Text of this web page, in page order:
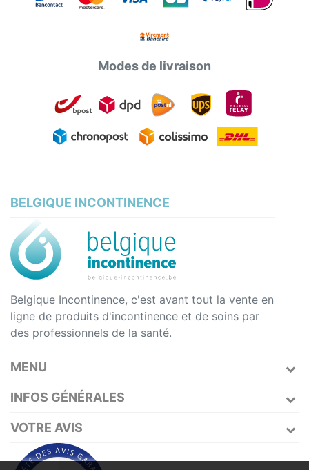
Modes de livraison
BELGIQUE INCONTINENCE
Belgique Incontinence, c'est avant tout la vente en
ligne de produits d'incontinence et de soins par
des professionnels de la santé.
MENU
INFOS GÉNÉRALES
VOTRE AVIS